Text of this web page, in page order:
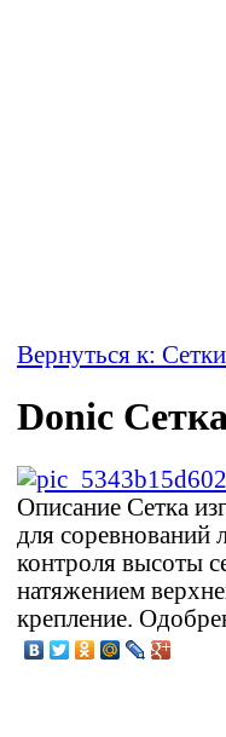
Вернуться к: Сетки
Donic
Описание Сетка
для соревнований
контроля высоты
натяжением
крепление.